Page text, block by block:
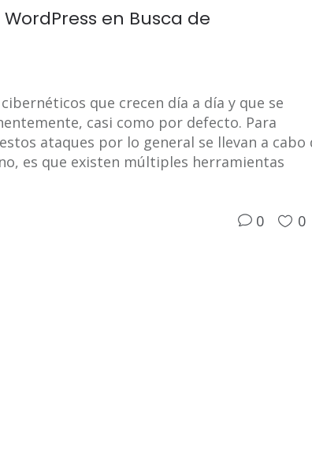
en Busca de
que crecen día a día y que se
casi como por defecto. Para
ataques por lo general se llevan a cabo
es que existen múltiples herramientas
0 0